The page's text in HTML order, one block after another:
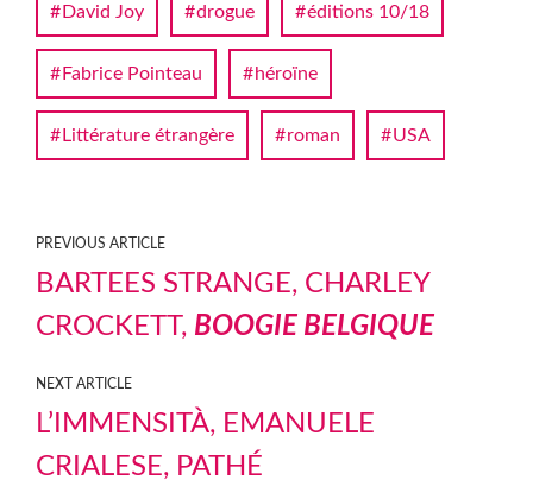
David Joy drogue éditions 10/18
Fabrice Pointeau héroïne
Littérature étrangère roman USA
PREVIOUS ARTICLE
BARTEES STRANGE, CHARLEY
CROCKETT, BOOGIE BELGIQUE
NEXT ARTICLE
L’IMMENSITÀ, EMANUELE
CRIALESE, PATHÉ